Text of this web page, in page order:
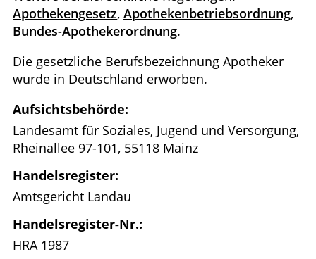
Apothekengesetz, Apothekenbetriebsordnung,
Bundes-Apothekerordnung.
Die gesetzliche Berufsbezeichnung Apotheker
wurde in Deutschland erworben.
Aufsichtsbehörde:
Landesamt für Soziales, Jugend und Versorgung,
Rheinallee 97-101, 55118 Mainz
Handelsregister:
Amtsgericht Landau
Handelsregister-Nr.:
HRA 1987